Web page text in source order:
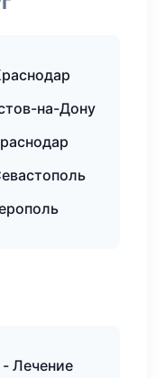
на-Дону
Лечение